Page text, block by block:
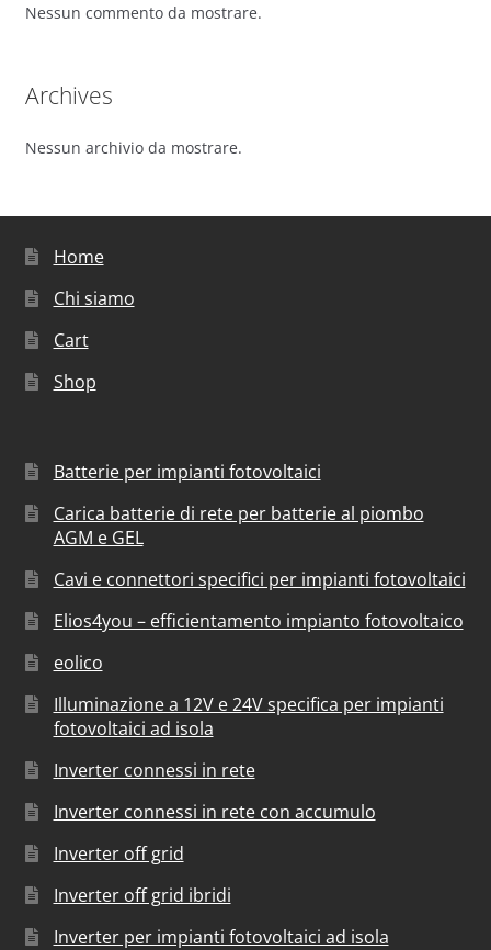
Nessun commento da mostrare.
Archives
Nessun archivio da mostrare.
Home
Chi siamo
Cart
Shop
Batterie per impianti fotovoltaici
Carica batterie di rete per batterie al piombo
AGM e GEL
Cavi e connettori specifici per impianti fotovoltaici
Elios4you – efficientamento impianto fotovoltaico
eolico
Illuminazione a 12V e 24V specifica per impianti
fotovoltaici ad isola
Inverter connessi in rete
Inverter connessi in rete con accumulo
Inverter off grid
Inverter off grid ibridi
Inverter per impianti fotovoltaici ad isola